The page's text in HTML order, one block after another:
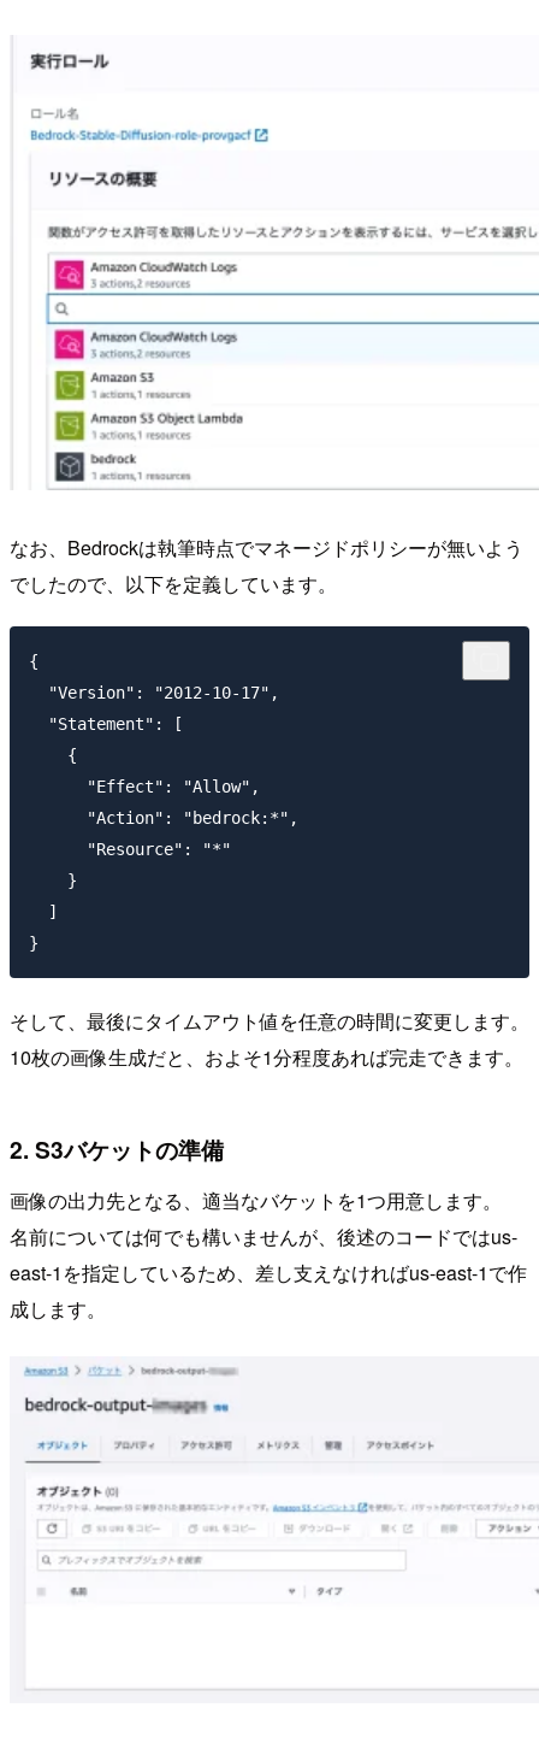
なお、Bedrockは執筆時点でマネージドポリシーが無いよう
でしたので、以下を定義しています。
{
  "Version": "2012-10-17",
  "Statement": [
    {
      "Effect": "Allow",
      "Action": "bedrock:*",
      "Resource": "*"
    }
  ]
そして、最後にタイムアウト値を任意の時間に変更します。
10枚の画像生成だと、およそ1分程度あれば完走できます。
2. S3バケットの準備
画像の出力先となる、適当なバケットを1つ用意します。
名前については何でも構いませんが、後述のコードではus-
east-1を指定しているため、差し支えなければus-east-1で作
成します。